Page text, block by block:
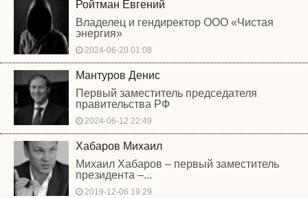
Ройтман Евгений
Владелец и гендиректор ООО «Чистая
энергия»
2024-06-20 01:08
Мантуров Денис
Первый заместитель председателя
правительства РФ
2024-06-12 22:49
Хабаров Михаил
Михаил Хабаров – первый заместитель
президента –...
2019-12-06 19:29